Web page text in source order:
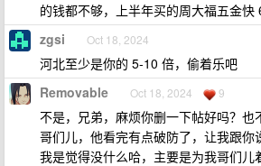
的钱都不够，上半年买的周大福五金快
zgsi Oct 18, 2024
河北至少是你的 5-10 倍，偷着乐吧
Removable Oct 18, 2024 9
不是，兄弟，麻烦你删一下帖好吗？也
哥们儿，他看完有点破防了，让我跟你
我是觉得没什么哈，主要是为我哥们儿